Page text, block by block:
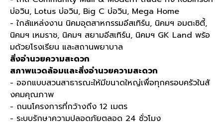
บ่อวิน, Lotus บ่อวิน, Big C บ่อวิน, Mega Home
- ใกล้แหล่งงาน นิคมอุตสาหกรรมอีสเทิร์น, นิคมฯ อมตะซิตี้,
นิคมฯ เหมราช, นิคมฯ สยามอีสเทิร์น, นิคมฯ GK Land พร้อ
มด้วยโรงเรียน และสถานพยาบาล
สิ่งอำนวยความสะดวก
สภาพแวดล้อมและสิ่งอำนวยความสะดวก
- ออกแบบสวนสาธารณะให้มีขนาดใหญ่เพื่อทุกครอบครัวในสั
งคมคุณภาพ
- ถนนโครงการที่กว้างถึง 12 เมตร
- ระบบรักษาความปลอดภัยตลอด 24 ชั่วโมง